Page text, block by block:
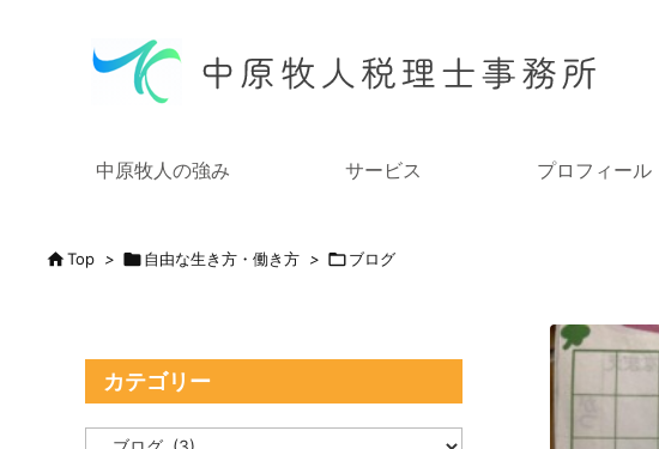
中原牧人の強み サービス プロフィール
Top > 自由な生き方・働き方 > ブログ
カテゴリー